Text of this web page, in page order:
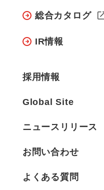
総合カタログ
IR情報
採用情報
Global Site
ニュースリリース
お問い合わせ
よくある質問